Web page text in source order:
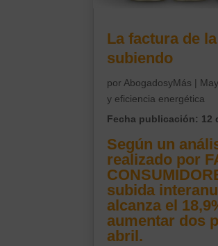
La factura de
subiendo
porAbogadosyMás |
y eficiencia energética
Fecha publicación: 12
Según un
realizado por
subida
alcanza el
aumentar dos
abril.